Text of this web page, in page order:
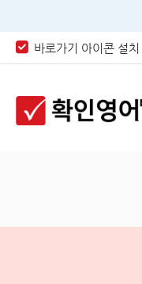
바로가기 아이콘 설치